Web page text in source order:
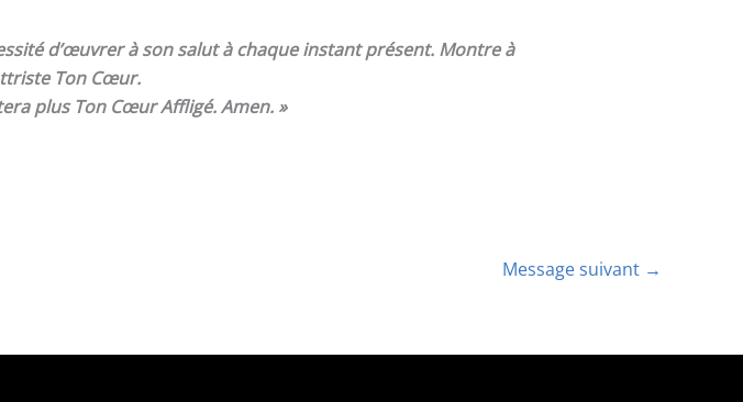
d’œuvrer à son salut à chaque instant présent. Montre à
Ton Cœur.
plus Ton Cœur Affligé. Amen. »
Message suivant →